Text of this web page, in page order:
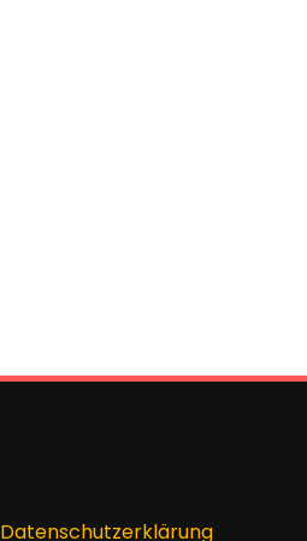
Datenschutzerklärung